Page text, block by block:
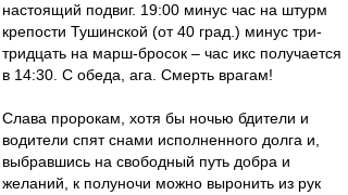
настоящий подвиг. 19:00 минус час на штурм
крепости Тушинской (от 40 град.) минус три-
тридцать на марш-бросок – час икс получается
в 14:30. С обеда, ага. Смерть врагам!
Слава пророкам, хотя бы ночью бдители и
водители спят снами исполненного долга и,
выбравшись на свободный путь добра и
желаний, к полуночи можно выронить из рук